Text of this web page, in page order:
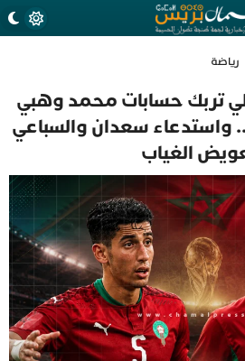
رياضة
تربك حسابات محمد وهبي
قبل مونديال 2026.. واستدعاء سعدان والسباعي
الغياب